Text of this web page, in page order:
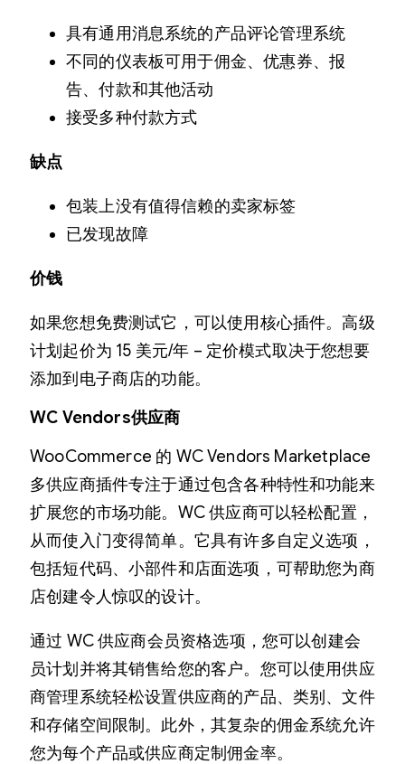
具有通用消息系统的产品评论管理系统
不同的仪表板可用于佣金、优惠券、报
告、付款和其他活动
接受多种付款方式
缺点
包装上没有值得信赖的卖家标签
已发现故障
价钱
如果您想免费测试它，可以使用核心插件。高级
计划起价为 15 美元/年 – 定价模式取决于您想要
添加到电子商店的功能。
WC Vendors供应商
WooCommerce 的 WC Vendors Marketplace
多供应商插件专注于通过包含各种特性和功能来
扩展您的市场功能。WC 供应商可以轻松配置，
从而使入门变得简单。它具有许多自定义选项，
包括短代码、小部件和店面选项，可帮助您为商
店创建令人惊叹的设计。
通过 WC 供应商会员资格选项，您可以创建会
员计划并将其销售给您的客户。您可以使用供应
商管理系统轻松设置供应商的产品、类别、文件
和存储空间限制。此外，其复杂的佣金系统允许
您为每个产品或供应商定制佣金率。